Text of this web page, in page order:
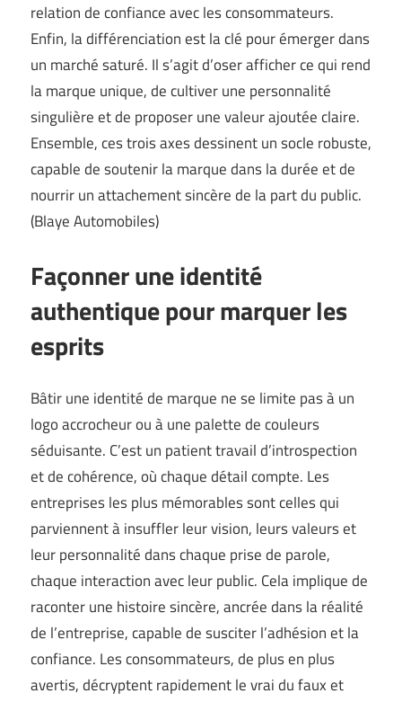
relation de confiance avec les consommateurs.
Enfin, la différenciation est la clé pour émerger dans
un marché saturé. Il s’agit d’oser afficher ce qui rend
la marque unique, de cultiver une personnalité
singulière et de proposer une valeur ajoutée claire.
Ensemble, ces trois axes dessinent un socle robuste,
capable de soutenir la marque dans la durée et de
nourrir un attachement sincère de la part du public.
(Blaye Automobiles)
Façonner une identité
authentique pour marquer les
esprits
Bâtir une identité de marque ne se limite pas à un
logo accrocheur ou à une palette de couleurs
séduisante. C’est un patient travail d’introspection
et de cohérence, où chaque détail compte. Les
entreprises les plus mémorables sont celles qui
parviennent à insuffler leur vision, leurs valeurs et
leur personnalité dans chaque prise de parole,
chaque interaction avec leur public. Cela implique de
raconter une histoire sincère, ancrée dans la réalité
de l’entreprise, capable de susciter l’adhésion et la
confiance. Les consommateurs, de plus en plus
avertis, décryptent rapidement le vrai du faux et